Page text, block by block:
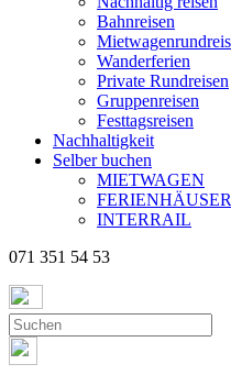
Bahnreisen
Wanderferien
Private Rundreisen
Gruppenreisen
Festtagsreisen
Nachhaltigkeit
Selber buchen
MIETWAGEN
FERIENHÄUSER
INTERRAIL
071 351 54 53